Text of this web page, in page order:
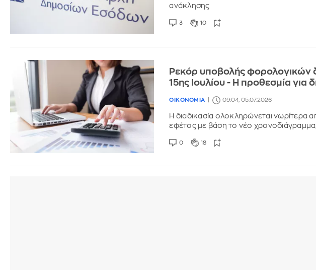
ανάκλησης
3 10
Ρεκόρ υποβολής φορολογικών
15ης Ιουλίου - Η προθεσμία για
ΟΙΚΟΝΟΜΙΑ 09:04, 05.07.2026
Η διαδικασία ολοκληρώνεται νωρίτερα
εφέτος με βάση το νέο
0 18